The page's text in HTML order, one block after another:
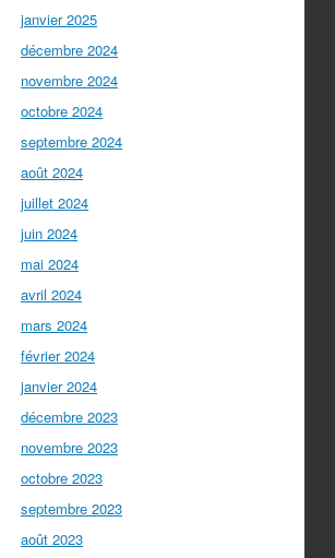
janvier 2025
décembre 2024
novembre 2024
octobre 2024
septembre 2024
août 2024
juillet 2024
juin 2024
mai 2024
avril 2024
mars 2024
février 2024
janvier 2024
décembre 2023
novembre 2023
octobre 2023
septembre 2023
août 2023